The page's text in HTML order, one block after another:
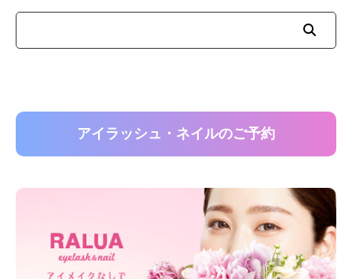
アイラッシュ・ネイルのご予約